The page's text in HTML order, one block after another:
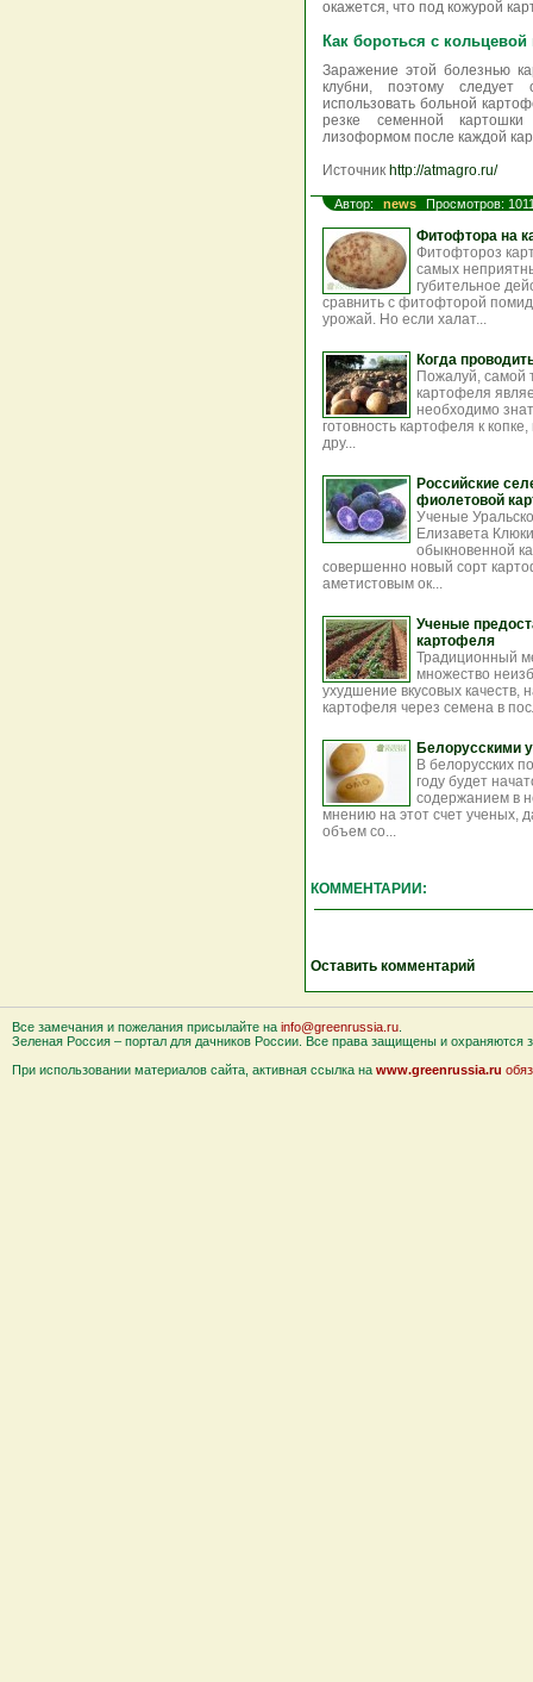
окажется, что под кожурой
Как бороться с
Заражение этой болезнью
клубни, поэтому
использовать больной
резке семенной
лизоформом после каждой
Источник http://atmagro.ru/
Автор: news Просмотров:
Фитофтора на
Фитофтороз
самых
губительное
сравнить с фитофторой
урожай. Но если халат...
Когда
Пожалуй, самой
картофеля
необходимо
готовность картофеля к
дру...
Российские
фиолетовой
Ученые
Елизавета
обыкновенной
совершенно новый сорт
аметистовым ок...
Ученые
картофеля
Традиционный
множество
ухудшение вкусовых
картофеля через семена в
Белорусскими
В белорусских
году будет
содержанием в
мнению на этот счет ученых,
объем со...
КОММЕНТАРИИ:
Оставить комментарий
Все замечания и пожелания присылайте на info@greenrussia.ru
Зеленая Россия – портал для дачников России. Все права защищены и охраняются
При использовании материалов сайта, активная ссылка на www.greenrussia.ru